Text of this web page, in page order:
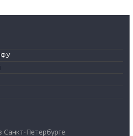
Санкт-Петербурге.